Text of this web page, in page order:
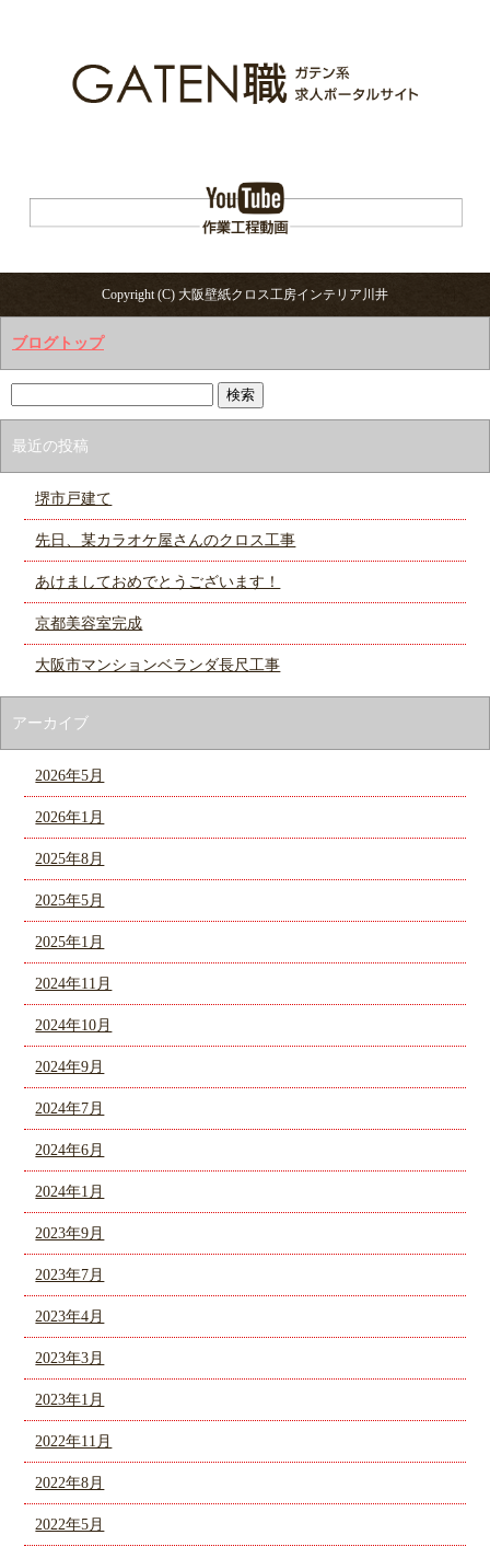
Copyright (C) 大阪壁紙クロス工房インテリア川井
ブログトップ
最近の投稿
堺市戸建て
先日、某カラオケ屋さんのクロス工事
あけましておめでとうございます！
京都美容室完成
大阪市マンションベランダ長尺工事
アーカイブ
2026年5月
2026年1月
2025年8月
2025年5月
2025年1月
2024年11月
2024年10月
2024年9月
2024年7月
2024年6月
2024年1月
2023年9月
2023年7月
2023年4月
2023年3月
2023年1月
2022年11月
2022年8月
2022年5月